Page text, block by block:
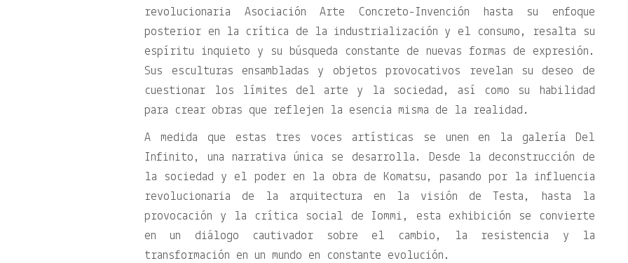
revolucionaria Asociación Arte Concreto-Invención hasta su enfoque
posterior en la crítica de la industrialización y el consumo, resalta su
espíritu inquieto y su búsqueda constante de nuevas formas de expresión.
Sus esculturas ensambladas y objetos provocativos revelan su deseo de
cuestionar los límites del arte y la sociedad, así como su habilidad
para crear obras que reflejen la esencia misma de la realidad.
A medida que estas tres voces artísticas se unen en la galería Del
Infinito, una narrativa única se desarrolla. Desde la deconstrucción de
la sociedad y el poder en la obra de Komatsu, pasando por la influencia
revolucionaria de la arquitectura en la visión de Testa, hasta la
provocación y la crítica social de Iommi, esta exhibición se convierte
en un diálogo cautivador sobre el cambio, la resistencia y la
transformación en un mundo en constante evolución.